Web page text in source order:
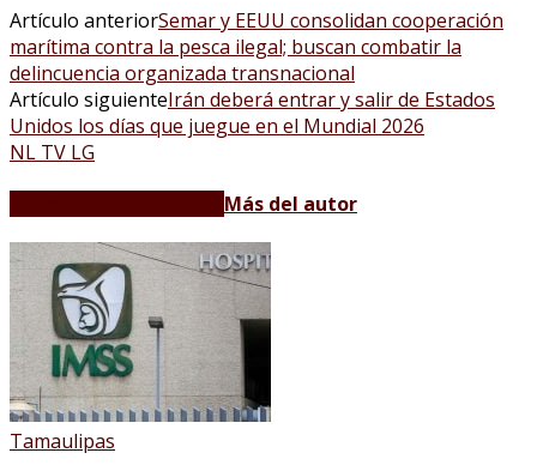
Artículo anteriorSemar y EEUU consolidan cooperación
marítima contra la pesca ilegal; buscan combatir la
delincuencia organizada transnacional
Artículo siguienteIrán deberá entrar y salir de Estados
Unidos los días que juegue en el Mundial 2026
NL TV LG
Más del autor
Tamaulipas